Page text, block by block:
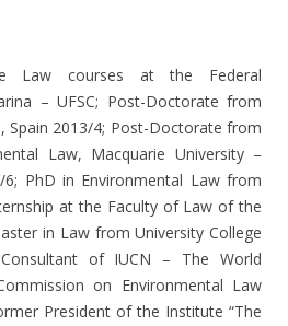
Law courses at the Federal
– UFSC; Post-Doctorate from
Spain 2013/4; Post-Doctorate from
Law, Macquarie University –
6; PhD in Environmental Law from
at the Faculty of Law of the
in Law from University College
of IUCN – The World
on Environmental Law
President of the Institute “The